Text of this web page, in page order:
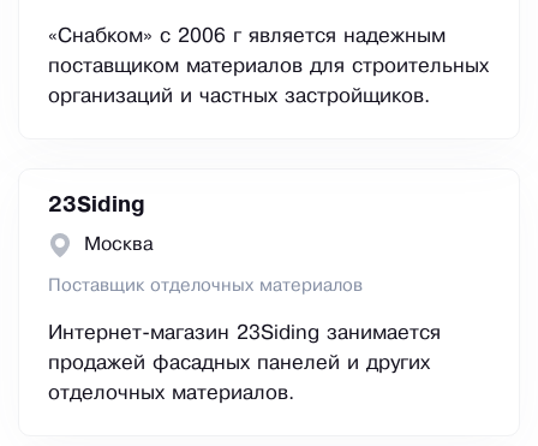
«Снабком» с 2006 г является надежным
поставщиком материалов для строительных
организаций и частных застройщиков.
23Siding
Москва
Поставщик отделочных материалов
Интернет-магазин 23Siding занимается
продажей фасадных панелей и других
отделочных материалов.